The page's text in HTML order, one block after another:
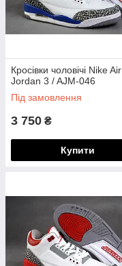
Кросівки чоловічі Nike Air
Jordan 3 / AJM-046
Під замовлення
3 750 ₴
Купити